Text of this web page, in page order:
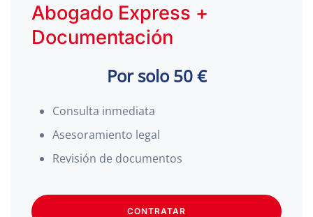
Abogado Express +
Documentación
Por solo 50 €
Consulta inmediata
Asesoramiento legal
Revisión de documentos
CONTRATAR